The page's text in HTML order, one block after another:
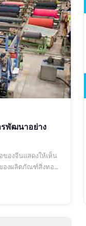
พัฒนาอย่าง
องจีนแสดงให้เห็น
องผลิตภัณฑ์สิ่งทอ